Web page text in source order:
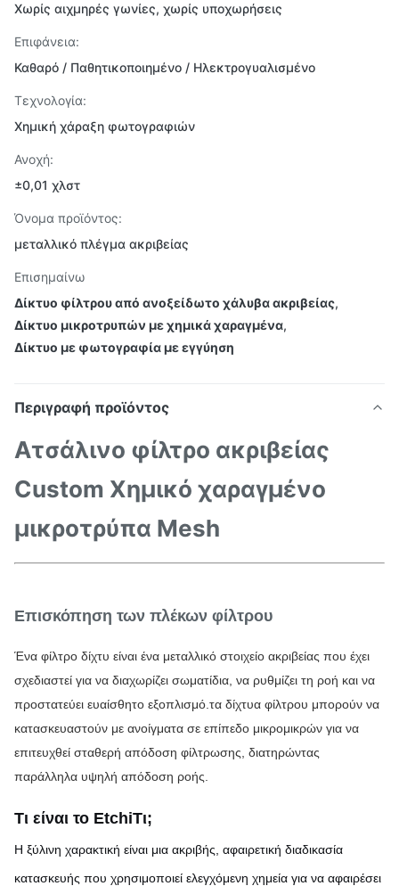
Χωρίς αιχμηρές γωνίες, χωρίς υποχωρήσεις
Επιφάνεια:
Καθαρό / Παθητικοποιημένο / Ηλεκτρογυαλισμένο
Τεχνολογία:
Χημική χάραξη φωτογραφιών
Ανοχή:
±0,01 χλστ
Όνομα προϊόντος:
μεταλλικό πλέγμα ακριβείας
Επισημαίνω
Δίκτυο φίλτρου από ανοξείδωτο χάλυβα ακριβείας,
Δίκτυο μικροτρυπών με χημικά χαραγμένα,
Δίκτυο με φωτογραφία με εγγύηση
Περιγραφή προϊόντος
Ατσάλινο φίλτρο ακριβείας
Custom Χημικό χαραγμένο
μικροτρύπα Mesh
Επισκόπηση των πλέκων φίλτρου
Ένα φίλτρο δίχτυ είναι ένα μεταλλικό στοιχείο ακριβείας που έχει
σχεδιαστεί για να διαχωρίζει σωματίδια, να ρυθμίζει τη ροή και να
προστατεύει ευαίσθητο εξοπλισμό.τα δίχτυα φίλτρου μπορούν να
κατασκευαστούν με ανοίγματα σε επίπεδο μικρομικρών για να
επιτευχθεί σταθερή απόδοση φίλτρωσης, διατηρώντας
παράλληλα υψηλή απόδοση ροής.
Τι είναι το EtchiΤι;
Η ξύλινη χαρακτική είναι μια ακριβής, αφαιρετική διαδικασία
κατασκευής που χρησιμοποιεί ελεγχόμενη χημεία για να αφαιρέσει